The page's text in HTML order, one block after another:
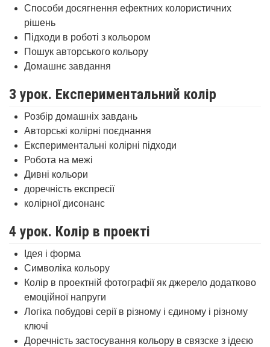
Способи досягнення ефектних колористичних
рішень
Підходи в роботі з кольором
Пошук авторського кольору
Домашнє завдання
3 урок. Експериментальний колір
Розбір домашніх завдань
Авторські колірні поєднання
Експериментальні колірні підходи
Робота на межі
Дивні кольори
доречність експресії
колірної дисонанс
4 урок. Колір в проекті
Ідея і форма
Символіка кольору
Колір в проектній фотографії як джерело додатково
емоційної напруги
Логіка побудові серії в різному і єдиному і різному
ключі
Доречність застосування кольору в связске з ідеєю